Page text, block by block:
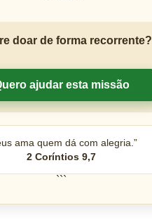
doar de forma recorrente?
ajudar esta missão
ama quem dá com alegria.”
2 Coríntios 9,7
```